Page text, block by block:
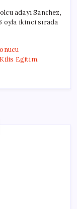
adayı Sanchez,
oyla ikinci sırada
Kilis Egitim.